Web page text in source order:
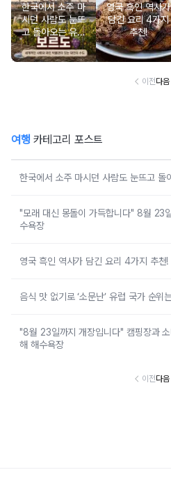
한국에서 소주 마
시던 사람도 눈뜨
고 돌아오는 유럽
와인 도시 탐방
영국 흑인 역사가
담긴 요리 4가지
추천!
이전다음
여행 카테고리 포스트
한국에서 소주 마시던 사람도 눈뜨고 돌
"모래 대신 몽돌이 가득합니다" 8월 23
수욕장
영국 흑인 역사가 담긴 요리 4가지 추천!
음식 맛 없기로 ‘소문난’ 유럽 국가 순위
"8월 23일까지 개장입니다" 캠핑장과
해 해수욕장
이전다음